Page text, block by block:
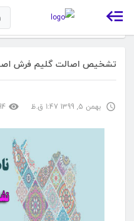
خانه تشخیص اصالت
تشخیص اصالت گلیم فرش
بهمن 5, 1399 1:47 ق.ظ